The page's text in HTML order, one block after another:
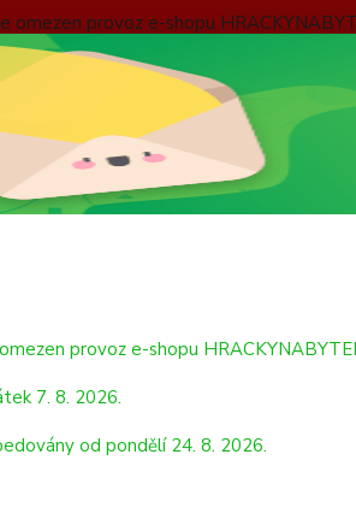
provoz e-shopu
2026 do neděle 23. 8. 2026 budou
provoz e-shopu
7. 8. 2026.
od pondělí 24. 8. 2026.